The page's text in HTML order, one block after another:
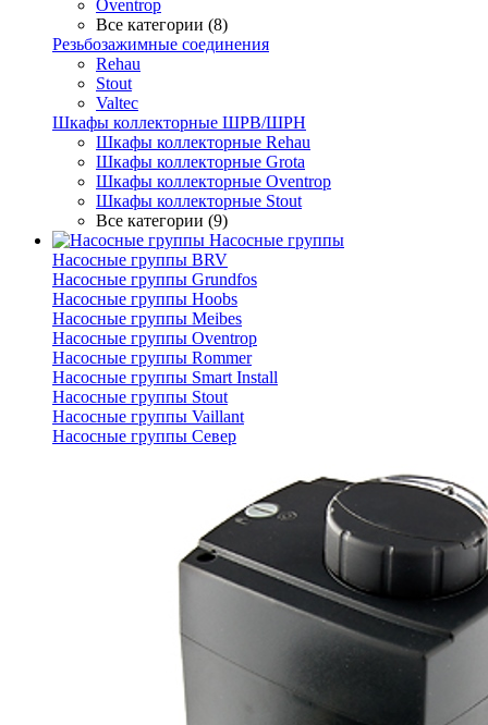
Oventrop
Все категории (8)
Резьбозажимные соединения
Rehau
Stout
Valtec
Шкафы коллекторные ШРВ/ШРН
Шкафы коллекторные Rehau
Шкафы коллекторные Grota
Шкафы коллекторные Oventrop
Шкафы коллекторные Stout
Все категории (9)
Насосные группы
Насосные группы BRV
Насосные группы Grundfos
Насосные группы Hoobs
Насосные группы Meibes
Насосные группы Oventrop
Насосные группы Rommer
Насосные группы Smart Install
Насосные группы Stout
Насосные группы Vaillant
Насосные группы Север